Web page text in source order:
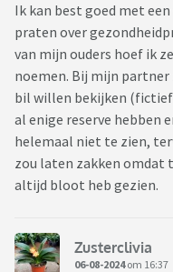
Ik kan best goed met
praten over
van mijn ouders hoef ik
noemen. Bij mijn
bil willen bekijken (fictief
al enige reserve hebben
helemaal niet te zien,
zou laten zakken omdat
altijd bloot heb gezien.
Zusterclivia
06-08-2024om 16:37